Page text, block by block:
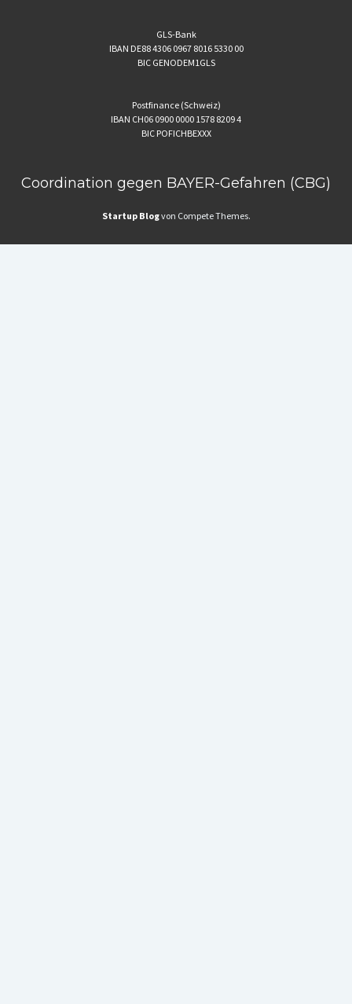
GLS-Bank
IBAN DE88 4306 0967 8016 5330 00
BIC GENODEM1GLS
Postfinance (Schweiz)
IBAN CH06 0900 0000 1578 8209 4
BIC POFICHBEXXX
Coordination gegen BAYER-Gefahren (CBG)
Startup Blogvon Compete Themes.